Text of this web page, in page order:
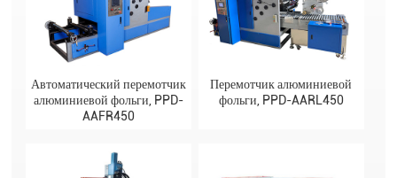
Автоматический перемотчик
алюминиевой фольги, PPD-
AAFR450
Перемотчик алюминиевой
фольги, PPD-AARL450